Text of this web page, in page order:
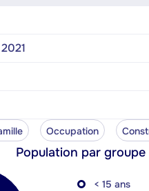
Occupation
Population par groupe
< 15 ans